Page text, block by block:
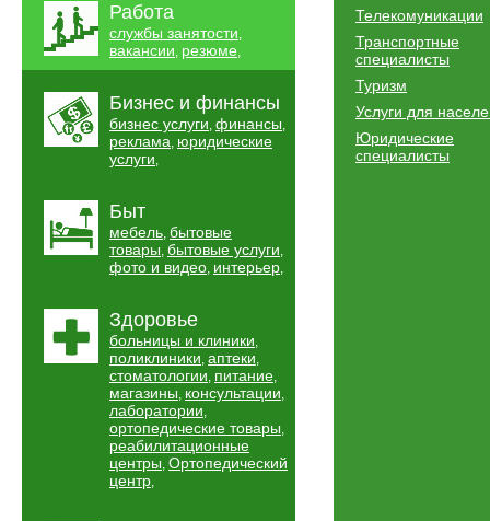
Работа
службы занятости,
вакансии, резюме,
Бизнес и финансы
бизнес услуги, финансы,
реклама, юридические
услуги,
Быт
мебель, бытовые
товары, бытовые услуги,
фото и видео, интерьер,
Здоровье
больницы и клиники,
поликлиники, аптеки,
стоматологии, питание,
магазины, консультации,
лаборатории,
ортопедические товары,
реабилитационные
центры, Ортопедический
центр,
Телекомуникации
Транспортные
специалисты
Туризм
Услуги для
Юридические
специалисты